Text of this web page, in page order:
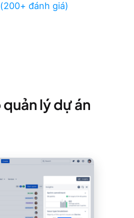
đánh giá)
lý dự án